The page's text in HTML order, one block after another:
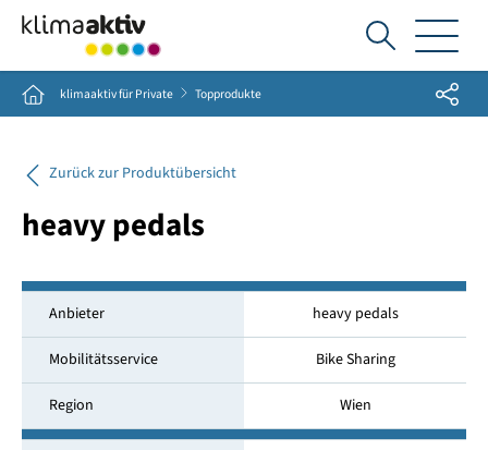
Ich
suche...
Home klimaaktiv für Private Topprodukte Share
Zurück zur Produktübersicht
heavy pedals
Anbieter heavy pedals
Mobilitätsservice Bike Sharing
Region Wien